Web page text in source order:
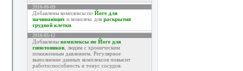
2016-06-09
Добавлены комплексы по Йоге для
начинающих и комплекс для раскрытия
грудной клетки.
2016-05-12
Добавлены комплексы по Йоге для
гипотоников, людям с хроническим
пониженным давлением. Регулярное
выполнение данных комплексов повысит
работоспособность и тонус сосудов.